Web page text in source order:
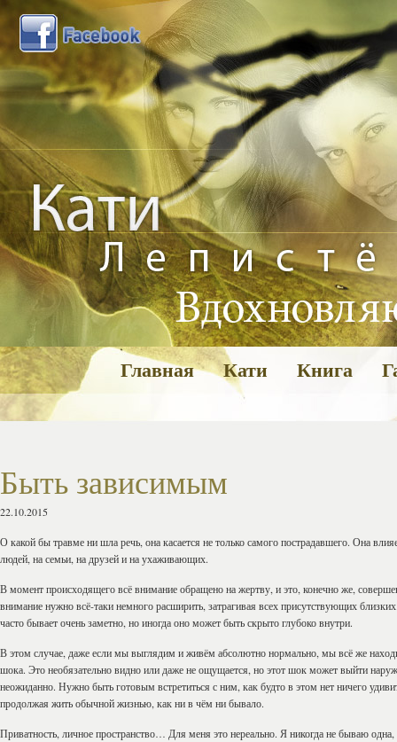
Главная Кати Книга
Быть зависимым
22.10.2015
О какой бы травме ни шла речь, она касается не только самого пострадавшего. Она
людей, на семьи, на друзей и на ухаживающих.
В момент происходящего всё внимание обращено на жертву, и это, конечно же,
внимание нужно всё-таки немного расширить, затрагивая всех присутствующих
часто бывает очень заметно, но иногда оно может быть скрыто глубоко внутри.
В этом случае, даже если мы выглядим и живём абсолютно нормально, мы всё же
шока. Это необязательно видно или даже не ощущается, но этот шок может выйти
неожиданно. Нужно быть готовым встретиться с ним, как будто в этом нет ничего
продолжая жить обычной жизнью, как ни в чём ни бывало.
Приватность, личное пространство… Для меня это нереально. Я никогда не бываю